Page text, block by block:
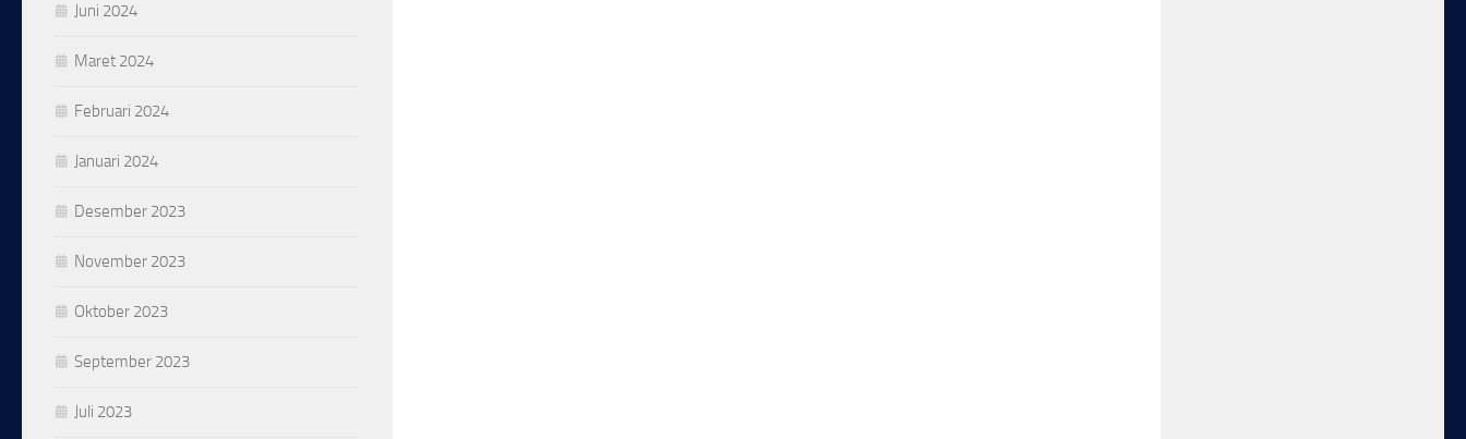
Juni 2024
Maret 2024
Februari 2024
Januari 2024
Desember 2023
November 2023
Oktober 2023
September 2023
Juli 2023